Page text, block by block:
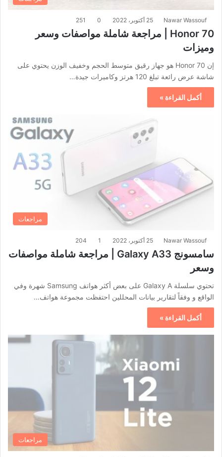
Nawar Wassouf 25 أكتوبر، 2022 0
251
Honor 70 | مراجعة شاملة مواصفات وسعر
وميزات
إن Honor 70 هو جهاز رقيق متوسط الحجم وخفيف الوزن يحتوي على
شاشة عرض رائعة تبلغ 120 هرتز وكاميرات جيدة…
أكمل القراءة »
مراجعات
Nawar Wassouf 25 أكتوبر، 2022 1
204
سامسونج Galaxy A33 | مراجعة شاملة مواصفات
وسعر
تحتوي سلسلة Galaxy A على بعض أكثر هواتف Samsung شهرة وفي
الواقع و وفقاً لتقارير بيانات المحللين احتفظت مجموعة هواتف…
أكمل القراءة »
مراجعات